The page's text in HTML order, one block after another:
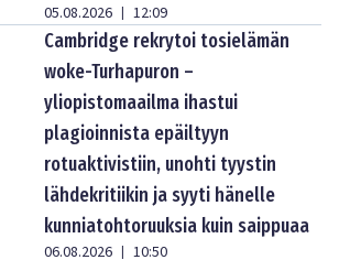
05.08.2026 | 12:09
Cambridge rekrytoi tosielämän
woke-Turhapuron –
yliopistomaailma ihastui
plagioinnista epäiltyyn
rotuaktivistiin, unohti tyystin
lähdekritiikin ja syyti hänelle
kunniatohtoruuksia kuin saippuaa
06.08.2026 | 10:50